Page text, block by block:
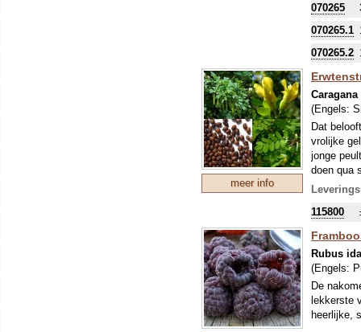
naar
070265
070265.1
070265.2
meer info
(Engels:
Dat
vrolijke
jonge
doen qua
gebruikt
voor
zon.
115800
Rubus
(Engels:
De
lekkerste
heerlijke,